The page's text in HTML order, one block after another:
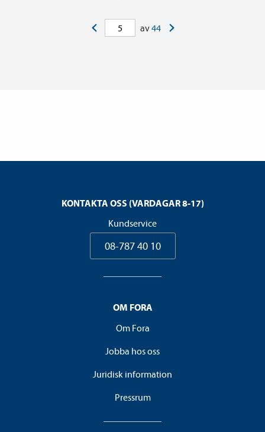
av44
KONTAKTA OSS (VARDAGAR 8-17)
Kundservice
08-787 40 10
OM FORA
Om Fora
Jobba hos oss
Juridisk information
Pressrum